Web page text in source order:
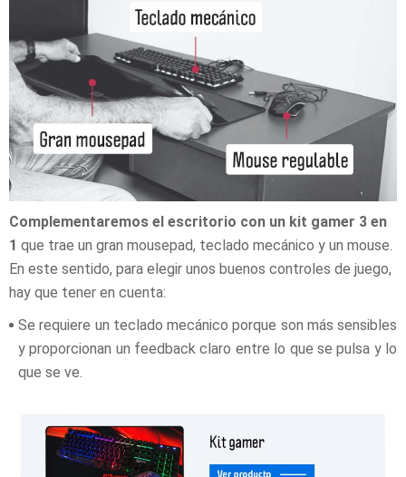
Complementaremos el escritorio con un kit gamer 3 en
1 que trae un gran mousepad, teclado mecánico y un mouse.
En este sentido, para elegir unos buenos controles de juego,
hay que tener en cuenta:
Se requiere un teclado mecánico porque son más sensibles
y proporcionan un feedback claro entre lo que se pulsa y lo
que se ve.